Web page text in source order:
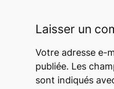
Laisser un
Votre adresse e-
publiée. Les
sont indiqués